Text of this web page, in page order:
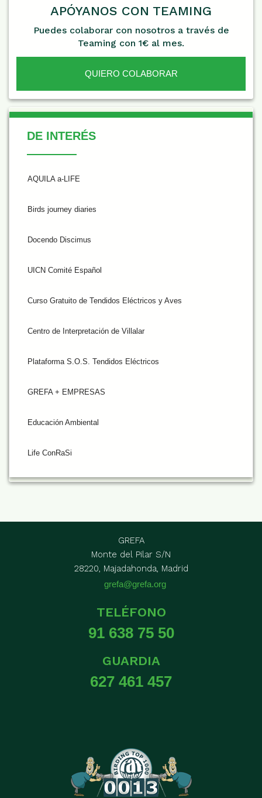
APÓYANOS CON TEAMING
Puedes colaborar con nosotros a través de
Teaming con 1€ al mes.
QUIERO COLABORAR
De Interés
DE INTERÉS
AQUILA a-LIFE
Birds journey diaries
Docendo Discimus
UICN Comité Español
Curso Gratuito de Tendidos Eléctricos y Aves
Centro de Interpretación de Villalar
Plataforma S.O.S. Tendidos Eléctricos
GREFA + EMPRESAS
Educación Ambiental
Life ConRaSi
GREFA
Monte del Pilar S/N
28220, Majadahonda, Madrid
grefa@grefa.org
TELÉFONO
91 638 75 50
GUARDIA
627 461 457